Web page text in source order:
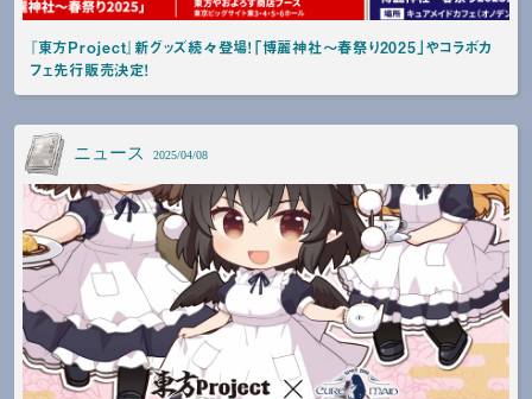
『東方Project』新グッズ続々登場！「博麗神社～春祭り2025」やコラボカ
フェ先行販売決定！
ニュース 2025/04/08